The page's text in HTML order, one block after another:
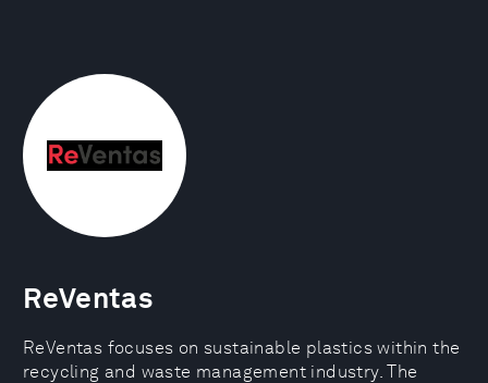
ReVentas
ReVentas focuses on sustainable plastics within the
recycling and waste management industry. The